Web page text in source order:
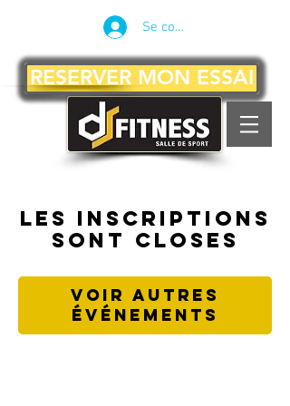
Se connecter
RESERVER MON ESSAI
Les inscriptions
sont closes
Voir autres
événements